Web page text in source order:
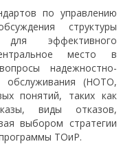
по управлению
структуры
для эффективного
место в
надежностно-
обслуживания (НОТО,
понятий, таких как
виды отказов,
выбором стратегии
ТОиР.